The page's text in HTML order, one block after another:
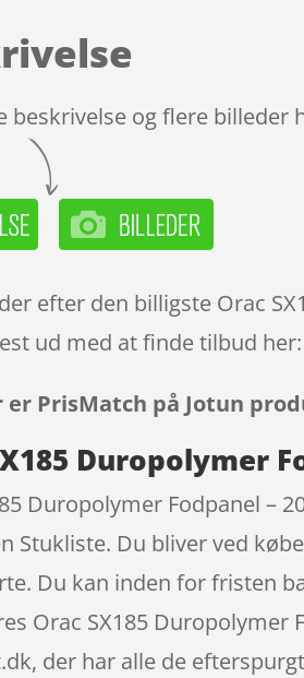
beskrivelse og flere billeder
efter den billigste Orac
ud med at finde tilbud her:
er PrisMatch på Jotun
Duropolymer
Duropolymer Fodpanel –
Stukliste. Du bliver ved
Du kan inden for fristen
Orac SX185 Duropolymer
der har alle de